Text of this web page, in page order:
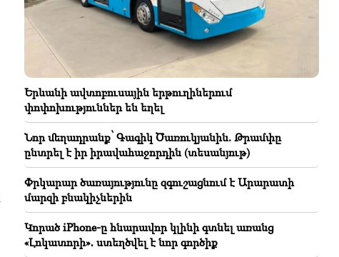
փոփոխություններ են եղել
21:30
Զոհասեղանին երևանցու կյանքն է․ Վարդանյանը՝
Երևանի օդի որակի մասին (տեսանյութ)
21:16
Այս ձևով ինձ փորձում են լռեցնել, քանի որ ԱԺ-ում
դա նրանց չի հաջողվում․ Էդգար Ղազարյան
20:50
Կոչ ենք անում իշխանություններին առաջնորդվել
բացառապես օրինականության սկզբունքներով.
բարձրաստիճան հոգեւորականների
հայտարարությունը
20:30
Երևանի ավտոբուսային երթուղիներում
փոփոխություններ են եղել
Նոր մեղադրանք՝ Գագիկ Ծառուկյանին. Թրամփը
ընտրել է իր իրավահաջորդին (տեսանյութ)
Փրկարար ծառայությունը զգուշացնում է Արարատի
մարզի բնակիչներին
Կորած iPhone-ը հնարավոր կլինի գտնել առանց
«Լոկատորի»․ ստեղծվել է նոր գործիք